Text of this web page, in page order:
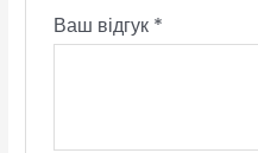
Ваш відгук *